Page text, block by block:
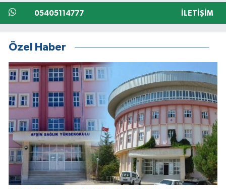
05405114777 İLETIŞIM
Özel Haber